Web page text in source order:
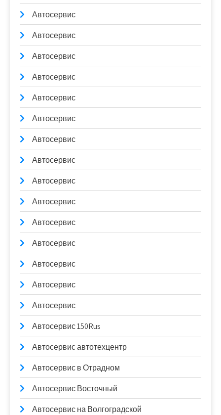
Автосервис
Автосервис
Автосервис
Автосервис
Автосервис
Автосервис
Автосервис
Автосервис
Автосервис
Автосервис
Автосервис
Автосервис
Автосервис
Автосервис
Автосервис
Автосервис 150Rus
Автосервис автотехцентр
Автосервис в Отрадном
Автосервис Восточный
Автосервис на Волгоградской